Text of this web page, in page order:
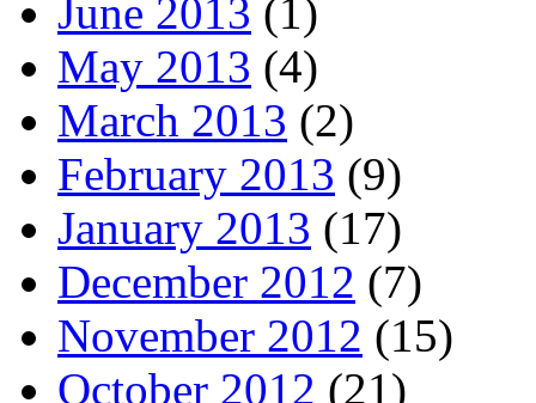
June 2013 (1)
May 2013 (4)
March 2013 (2)
February 2013 (9)
January 2013 (17)
December 2012 (7)
November 2012 (15)
October 2012 (21)